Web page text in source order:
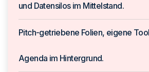
und Datensilos im Mittelstand.
Pitch-getriebene Folien, eigene
Agenda im Hintergrund.